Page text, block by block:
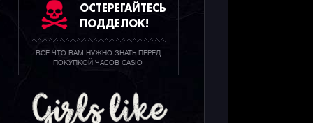
ОСТЕРЕГАЙТЕСЬ
ПОДДЕЛОК!
ВСЕ ЧТО ВАМ НУЖНО ЗНАТЬ ПЕРЕД
ПОКУПКОЙ ЧАСОВ CASIO